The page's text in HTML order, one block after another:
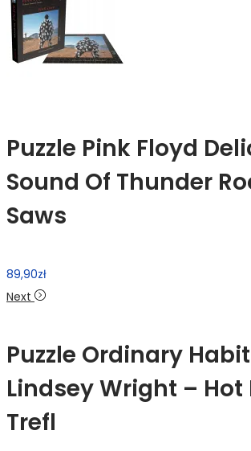
Puzzle Pink Floyd
Sound Of Thunder
Saws
89,90zł
Next
Puzzle Ordinary
Lindsey Wright – Hot
Trefl